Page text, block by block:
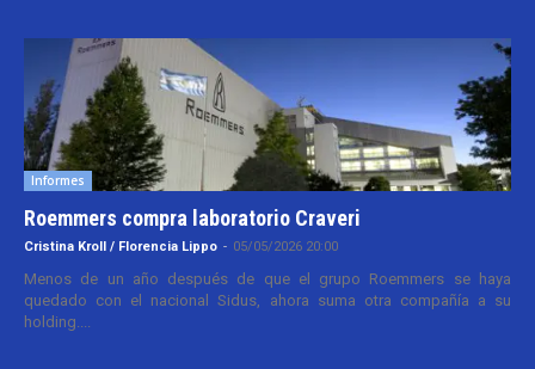
Informes
Roemmers compra laboratorio Craveri
Cristina Kroll / Florencia Lippo - 05/05/2026 20:00
Menos de un año después de que el grupo Roemmers se haya
quedado con el nacional Sidus, ahora suma otra compañía a su
holding....